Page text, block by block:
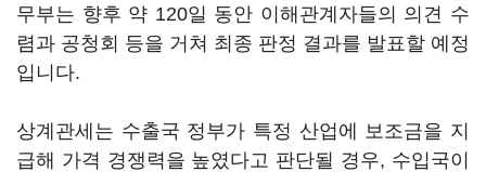
무부는 향후 약 120일 동안 이해관계자들의 의견 수
렴과 공청회 등을 거쳐 최종 판정 결과를 발표할 예정
입니다.
상계관세는 수출국 정부가 특정 산업에 보조금을 지
급해 가격 경쟁력을 높였다고 판단될 경우, 수입국이